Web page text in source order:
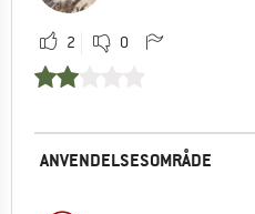
2 0
ANVENDELSESOMRÅDE